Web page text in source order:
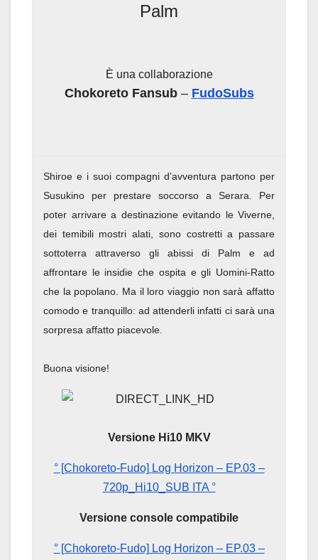
Palm
È una collaborazione
Chokoreto Fansub– FudoSubs
Shiroe e i suoi compagni d’avventura partono per
Susukino per prestare soccorso a Serara. Per
poter arrivare a destinazione evitando le Viverne,
dei temibili mostri alati, sono costretti a passare
sottoterra attraverso gli abissi di Palm e ad
affrontare le insidie che ospita e gli Uomini-Ratto
che la popolano. Ma il loro viaggio non sarà affatto
comodo e tranquillo: ad attenderli infatti ci sarà una
sorpresa affatto piacevole.
Buona visione!
Versione Hi10 MKV
° [Chokoreto-Fudo] Log Horizon – EP.03 –
720p_Hi10_SUB ITA °
Versione console compatibile
° [Chokoreto-Fudo] Log Horizon – EP.03 –